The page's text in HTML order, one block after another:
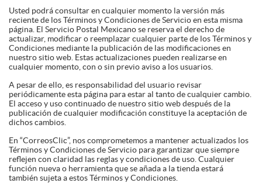
Usted podrá consultar en cualquier momento la versión más
reciente de los Términos y Condiciones de Servicio en esta misma
página. El Servicio Postal Mexicano se reserva el derecho de
actualizar, modificar o reemplazar cualquier parte de los Términos y
Condiciones mediante la publicación de las modificaciones en
nuestro sitio web. Estas actualizaciones pueden realizarse en
cualquier momento, con o sin previo aviso a los usuarios.
A pesar de ello, es responsabilidad del usuario revisar
periódicamente esta página para estar al tanto de cualquier cambio.
El acceso y uso continuado de nuestro sitio web después de la
publicación de cualquier modificación constituye la aceptación de
dichos cambios.
En “CorreosClic”, nos comprometemos a mantener actualizados los
Términos y Condiciones de Servicio para garantizar que siempre
reflejen con claridad las reglas y condiciones de uso. Cualquier
función nueva o herramienta que se añada a la tienda estará
también sujeta a estos Términos y Condiciones.